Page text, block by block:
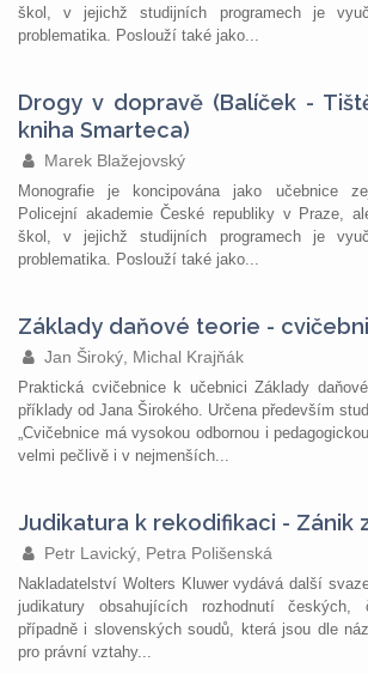
škol, v jejichž studijních programech je
problematika. Poslouží také jako...
Drogy v dopravě (Balíček -
kniha Smarteca)
Marek Blažejovský
Monografie je koncipována jako učebnice
Policejní akademie České republiky v Praze,
škol, v jejichž studijních programech je
problematika. Poslouží také jako...
Základy daňové teorie -
Jan Široký, Michal Krajňák
Praktická cvičebnice k učebnici Základy
příklady od Jana Širokého. Určena především
„Cvičebnice má vysokou odbornou i
velmi pečlivě i v nejmenších...
Judikatura k rekodifikaci - Zánik
Petr Lavický, Petra Polišenská
Nakladatelství Wolters Kluwer vydává další
judikatury obsahujících rozhodnutí českých,
případně i slovenských soudů, která jsou dle
pro právní vztahy...